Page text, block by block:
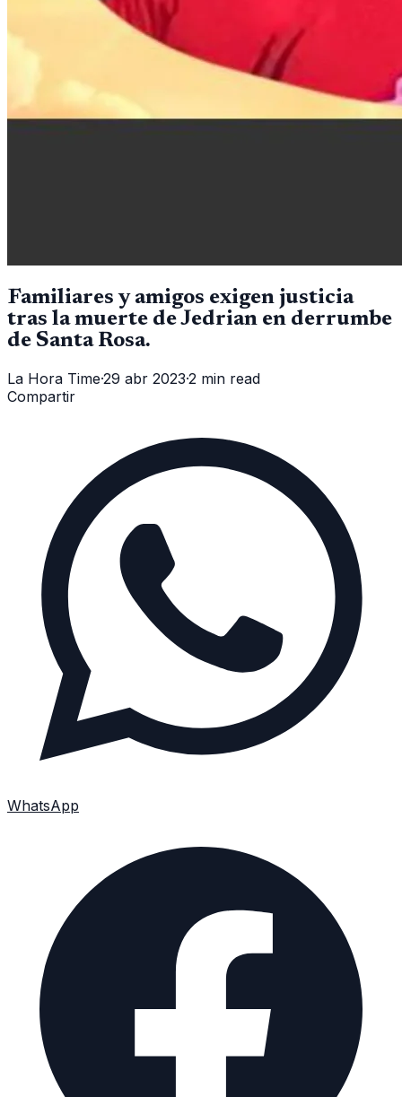
Familiares y amigos exigen justicia
tras la muerte de Jedrian en derrumbe
de Santa Rosa.
La Hora Time·29 abr 2023·2 min read
Compartir
WhatsApp